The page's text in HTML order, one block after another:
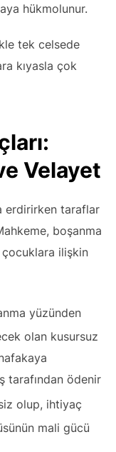
hükmolunur.
tek celsede
kıyasla çok
Velayet
erdirirken taraflar
boşanma
ilişkin
yüzünden
olan kusursuz
tarafından ödenir
olup, ihtiyaç
mali gücü